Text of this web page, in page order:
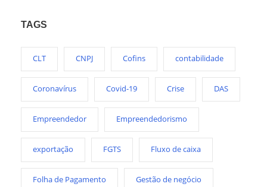
TAGS
CLT CNPJ Cofins contabilidade
Coronavírus Covid-19 Crise DAS
Empreendedor Empreendedorismo
exportação FGTS Fluxo de caixa
Folha de Pagamento Gestão de negócio